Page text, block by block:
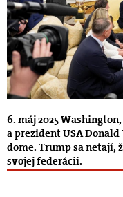
6. máj 2025
a prezident USA
dome. Trump sa netají,
svojej federácii.